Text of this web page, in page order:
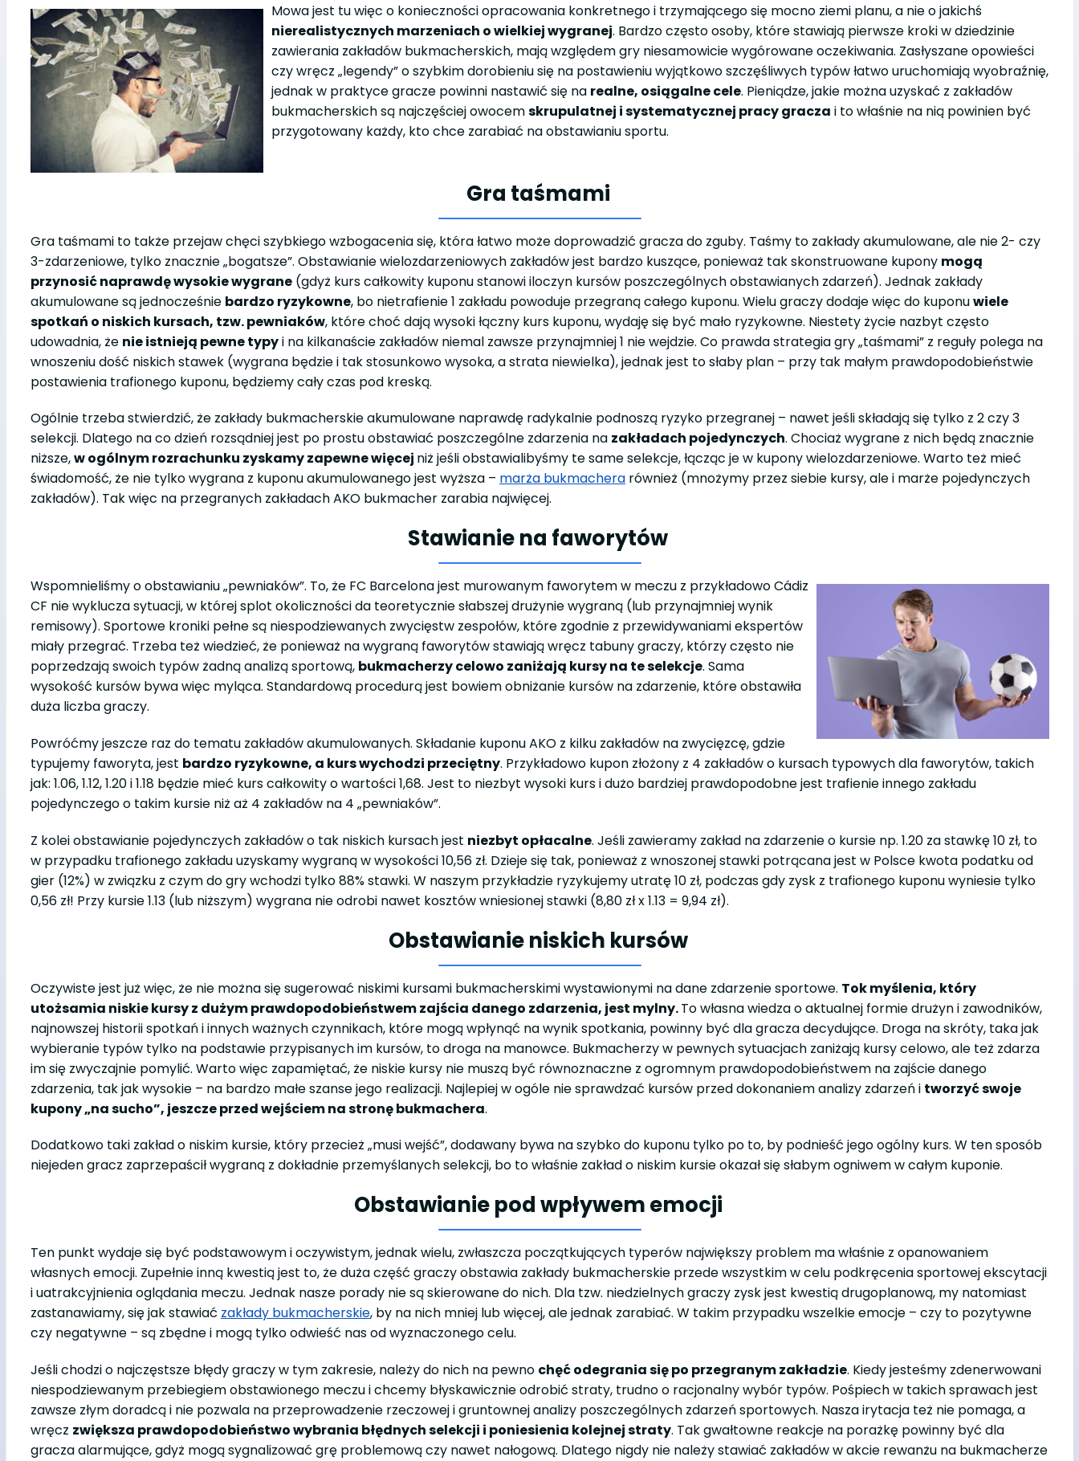
Mowa jest tu więc o konieczności opracowania konkretnego i trzymającego się mocno ziemi planu, a nie o jakichś
nierealistycznych marzeniach o wielkiej wygranej. Bardzo często osoby, które stawiają pierwsze kroki w dziedzinie
zawierania zakładów bukmacherskich, mają względem gry niesamowicie wygórowane oczekiwania. Zasłyszane opowieści
czy wręcz „legendy” o szybkim dorobieniu się na postawieniu wyjątkowo szczęśliwych typów łatwo uruchomiają wyobraźnię,
jednak w praktyce gracze powinni nastawić się na realne, osiągalne cele. Pieniądze, jakie można uzyskać z zakładów
bukmacherskich są najczęściej owocemskrupulatnej i systematycznej pracy gracza i to właśnie na nią powinien być
przygotowany każdy, kto chce zarabiać na obstawianiu sportu.
Gra taśmami
Gra taśmami to także przejaw chęci szybkiego wzbogacenia się, która łatwo może doprowadzić gracza do zguby. Taśmy to zakłady akumulowane, ale nie 2- czy
3-zdarzeniowe, tylko znacznie „bogatsze”. Obstawianie wielozdarzeniowych zakładów jest bardzo kuszące, ponieważ tak skonstruowane kupony mogą
przynosić naprawdę wysokie wygrane (gdyż kurs całkowity kuponu stanowi iloczyn kursów poszczególnych obstawianych zdarzeń). Jednak zakłady
akumulowane są jednocześnie bardzo ryzykowne, bo nietrafienie 1 zakładu powoduje przegraną całego kuponu. Wielu graczy dodaje więc do kuponuwiele
spotkań o niskich kursach, tzw. pewniaków, które choć dają wysoki łączny kurs kuponu, wydaję się być mało ryzykowne. Niestety życie nazbyt często
udowadnia, że nie istnieją pewne typyi na kilkanaście zakładów niemal zawsze przynajmniej 1 nie wejdzie. Co prawda strategia gry „taśmami” z reguły polega na
wnoszeniu dość niskich stawek (wygrana będzie i tak stosunkowo wysoka, a strata niewielka), jednak jest to słaby plan – przy tak małym prawdopodobieństwie
postawienia trafionego kuponu, będziemy cały czas pod kreską.
Ogólnie trzeba stwierdzić, że zakłady bukmacherskie akumulowane naprawdę radykalnie podnoszą ryzyko przegranej – nawet jeśli składają się tylko z 2 czy 3
selekcji. Dlatego na co dzień rozsądniej jest po prostu obstawiać poszczególne zdarzenia na zakładach pojedynczych. Chociaż wygrane z nich będą znacznie
niższe,w ogólnym rozrachunku zyskamy zapewne więcej niż jeśli obstawialibyśmy te same selekcje, łącząc je w kupony wielozdarzeniowe. Warto też mieć
świadomość, że nie tylko wygrana z kuponu akumulowanego jest wyższa – marża bukmachera również (mnożymy przez siebie kursy, ale i marże pojedynczych
zakładów). Tak więc na przegranych zakładach AKO bukmacher zarabia najwięcej.
Stawianie na faworytów
Wspomnieliśmy o obstawianiu „pewniaków”. To, że FC Barcelona jest murowanym faworytem w meczu z przykładowo Cádiz
CF nie wyklucza sytuacji, w której splot okoliczności da teoretycznie słabszej drużynie wygraną (lub przynajmniej wynik
remisowy). Sportowe kroniki pełne są niespodziewanych zwycięstw zespołów, które zgodnie z przewidywaniami ekspertów
miały przegrać. Trzeba też wiedzieć, że ponieważ na wygraną faworytów stawiają wręcz tabuny graczy, którzy często nie
poprzedzają swoich typów żadną analizą sportową, bukmacherzy celowo zaniżają kursy na te selekcje. Sama
wysokość kursów bywa więc myląca. Standardową procedurą jest bowiem obniżanie kursów na zdarzenie, które obstawiła
duża liczba graczy.
Powróćmy jeszcze raz do tematu zakładów akumulowanych. Składanie kuponu AKO z kilku zakładów na zwycięzcę, gdzie
typujemy faworyta, jest bardzo ryzykowne, a kurs wychodzi przeciętny. Przykładowo kupon złożony z 4 zakładów o kursach typowych dla faworytów, takich
jak: 1.06, 1.12, 1.20 i 1.18 będzie mieć kurs całkowity o wartości 1,68. Jest to niezbyt wysoki kurs i dużo bardziej prawdopodobne jest trafienie innego zakładu
pojedynczego o takim kursie niż aż 4 zakładów na 4 „pewniaków”.
Z kolei obstawianie pojedynczych zakładów o tak niskich kursach jest niezbyt opłacalne. Jeśli zawieramy zakład na zdarzenie o kursie np. 1.20 za stawkę 10 zł, to
w przypadku trafionego zakładu uzyskamy wygraną w wysokości 10,56 zł. Dzieje się tak, ponieważ z wnoszonej stawki potrącana jest w Polsce kwota podatku od
gier (12%) w związku z czym do gry wchodzi tylko 88% stawki. W naszym przykładzie ryzykujemy utratę 10 zł, podczas gdy zysk z trafionego kuponu wyniesie tylko
0,56 zł! Przy kursie 1.13 (lub niższym) wygrana nie odrobi nawet kosztów wniesionej stawki (8,80 zł x 1.13 = 9,94 zł).
Obstawianie niskich kursów
Oczywiste jest już więc, że nie można się sugerować niskimi kursami bukmacherskimi wystawionymi na dane zdarzenie sportowe. Tok myślenia, który
utożsamia niskie kursy z dużym prawdopodobieństwem zajścia danego zdarzenia, jest mylny.To własna wiedza o aktualnej formie drużyn i zawodników,
najnowszej historii spotkań i innych ważnych czynnikach, które mogą wpłynąć na wynik spotkania, powinny być dla gracza decydujące. Droga na skróty, taka jak
wybieranie typów tylko na podstawie przypisanych im kursów, to droga na manowce. Bukmacherzy w pewnych sytuacjach zaniżają kursy celowo, ale też zdarza
im się zwyczajnie pomylić. Warto więc zapamiętać, że niskie kursy nie muszą być równoznaczne z ogromnym prawdopodobieństwem na zajście danego
zdarzenia, tak jak wysokie – na bardzo małe szanse jego realizacji. Najlepiej w ogóle nie sprawdzać kursów przed dokonaniem analizy zdarzeń i tworzyć swoje
kupony„na sucho”, jeszcze przed wejściem na stronę bukmachera.
Dodatkowo taki zakład o niskim kursie, który przecież „musi wejść”, dodawany bywa na szybko do kuponu tylko po to, by podnieść jego ogólny kurs. W ten sposób
niejeden gracz zaprzepaścił wygraną z dokładnie przemyślanych selekcji, bo to właśnie zakład o niskim kursie okazał się słabym ogniwem w całym kuponie.
Obstawianie pod wpływem emocji
Ten punkt wydaje się być podstawowym i oczywistym, jednak wielu, zwłaszcza początkujących typerów największy problem ma właśnie z opanowaniem
własnych emocji. Zupełnie inną kwestią jest to, że duża część graczy obstawia zakłady bukmacherskie przede wszystkim w celu podkręcenia sportowej ekscytacji
i uatrakcyjnienia oglądania meczu. Jednak nasze porady nie są skierowane do nich. Dla tzw. niedzielnych graczy zysk jest kwestią drugoplanową, my natomiast
zastanawiamy, się jak stawiać zakłady bukmacherskie, by na nich mniej lub więcej, ale jednak zarabiać. W takim przypadku wszelkie emocje – czy to pozytywne
czy negatywne – są zbędne i mogą tylko odwieść nas od wyznaczonego celu.
Jeśli chodzi o najczęstsze błędy graczy w tym zakresie, należy do nich na pewno chęć odegrania się po przegranym zakładzie. Kiedy jesteśmy zdenerwowani
niespodziewanym przebiegiem obstawionego meczu i chcemy błyskawicznie odrobić straty, trudno o racjonalny wybór typów. Pośpiech w takich sprawach jest
zawsze złym doradcą i nie pozwala na przeprowadzenie rzeczowej i gruntownej analizy poszczególnych zdarzeń sportowych. Nasza irytacja też nie pomaga, a
wręcz zwiększa prawdopodobieństwo wybrania błędnych selekcji i poniesienia kolejnej straty. Tak gwałtowne reakcje na porażkę powinny być dla
gracza alarmujące, gdyż mogą sygnalizować grę problemową czy nawet nałogową. Dlatego nigdy nie należy stawiać zakładów w akcie rewanżu na bukmacherze